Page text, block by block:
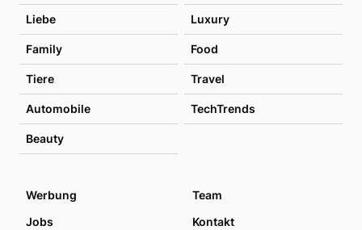
Liebe Luxury
Family Food
Tiere Travel
Automobile TechTrends
Beauty
Werbung
Team
Jobs
Kontakt